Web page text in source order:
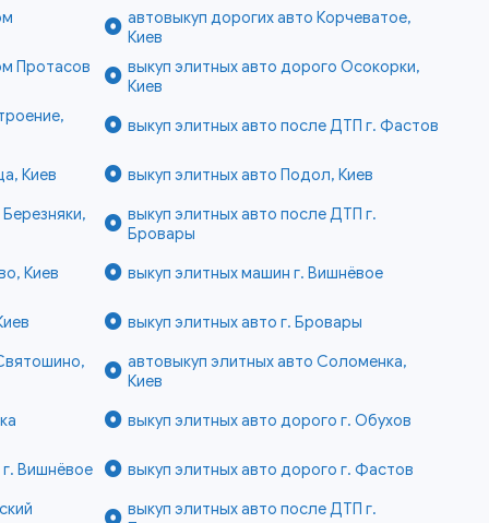
автовыкуп дорогих авто Корчеватое,
Киев
Протасов
выкуп элитных авто дорого Осокорки,
Киев
выкуп элитных авто после ДТП г. Фастов
Киев
выкуп элитных авто Подол, Киев
выкуп элитных авто после ДТП г.
Бровары
Киев
выкуп элитных машин г. Вишнёвое
выкуп элитных авто г. Бровары
автовыкуп элитных авто Соломенка,
Киев
выкуп элитных авто дорого г. Обухов
Вишнёвое
выкуп элитных авто дорого г. Фастов
выкуп элитных авто после ДТП г.